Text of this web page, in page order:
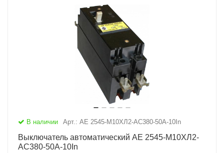
В наличии Арт.: АЕ 2545-М10ХЛ2-AC380-50А-10In
Выключатель автоматический АЕ 2545-М10ХЛ2-
AC380-50А-10In